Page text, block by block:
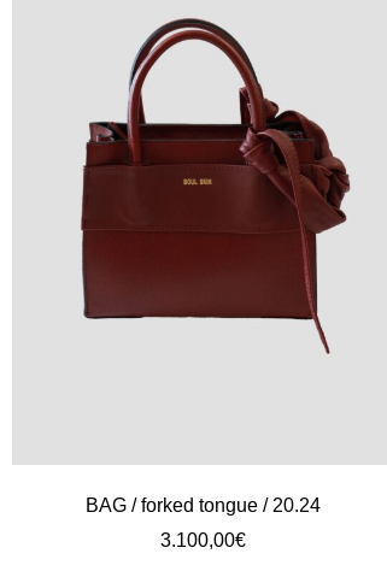
BAG / forked tongue / 20.24
3.100,00€